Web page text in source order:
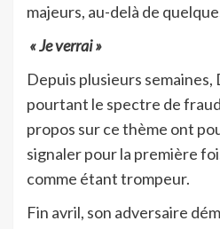
majeurs, au-delà de
« Je verrai »
Depuis plusieurs
pourtant le spectre de
propos sur ce thème ont
signaler pour la première
comme étant trompeur.
Fin avril, son adversaire